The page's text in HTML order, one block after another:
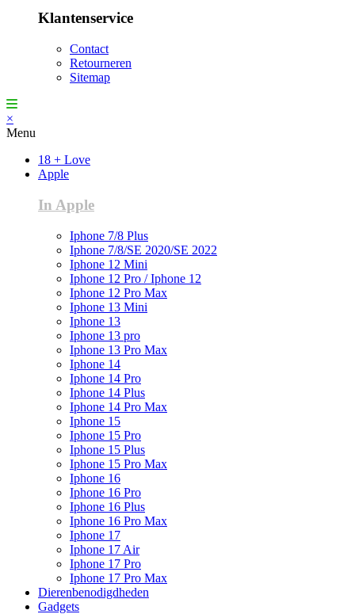
Klantenservice
Contact
Retourneren
Sitemap
×
Menu
18 + Love
Apple
In Apple
Iphone 7/8 Plus
Iphone 7/8/SE 2020/SE 2022
Iphone 12 Mini
Iphone 12 Pro / Iphone 12
Iphone 12 Pro Max
Iphone 13 Mini
Iphone 13
Iphone 13 pro
Iphone 13 Pro Max
Iphone 14
Iphone 14 Pro
Iphone 14 Plus
Iphone 14 Pro Max
Iphone 15
Iphone 15 Pro
Iphone 15 Plus
Iphone 15 Pro Max
Iphone 16
Iphone 16 Pro
Iphone 16 Plus
Iphone 16 Pro Max
Iphone 17
Iphone 17 Air
Iphone 17 Pro
Iphone 17 Pro Max
Dierenbenodigdheden
Gadgets